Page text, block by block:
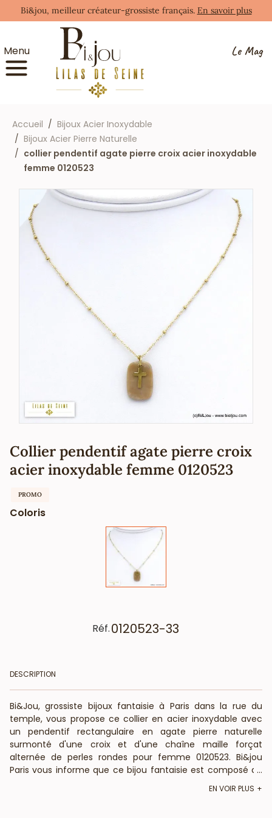
Bi&jou, meilleur créateur-grossiste français. En savoir plus
Menu Le Mag
Accueil
Bijoux Acier Inoxydable
Bijoux Acier Pierre Naturelle
collier pendentif agate pierre croix acier inoxydable
femme 0120523
Collier pendentif agate pierre croix
acier inoxydable femme 0120523
PROMO
Coloris
Réf.0120523-33
DESCRIPTION
Bi&Jou, grossiste bijoux fantaisie à Paris dans la rue du
temple, vous propose ce collier en acier inoxydable avec
un pendentif rectangulaire en agate pierre naturelle
surmonté d'une croix et d'une chaîne maille forçat
alternée de perles rondes pour femme 0120523. Bi&jou
Paris vous informe que ce bijou fantaisie est composé de
Les dimensions du pendentif sont de 12x18mm. La longueur
...
EN VOIR PLUS